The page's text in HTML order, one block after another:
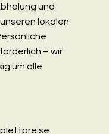
und
lokalen
– wir
um alle